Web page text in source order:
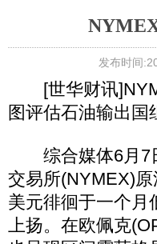
发布时间
[世华财讯
图评估石油输出
综合媒体6月7日
交易所(NYMEX)
美元徘徊于一个月
上扬。在欧佩克